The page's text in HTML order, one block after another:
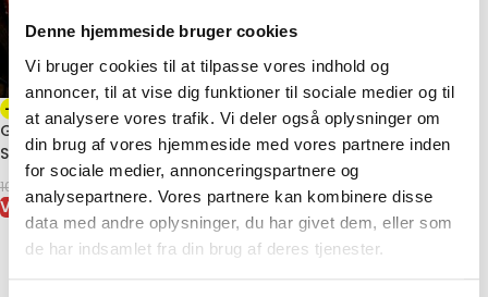
Denne hjemmeside bruger cookies
Vi bruger cookies til at tilpasse vores indhold og
annoncer, til at vise dig funktioner til sociale medier og til
at analysere vores trafik. Vi deler også oplysninger om
din brug af vores hjemmeside med vores partnere inden
for sociale medier, annonceringspartnere og
analysepartnere. Vores partnere kan kombinere disse
data med andre oplysninger, du har givet dem, eller som
de har indsamlet fra din brug af deres tjenester.
-46%
Greater Omaha Angus Sirloin
Steak – 250-300 g
109,00 kr. 59,00
VIS VARE